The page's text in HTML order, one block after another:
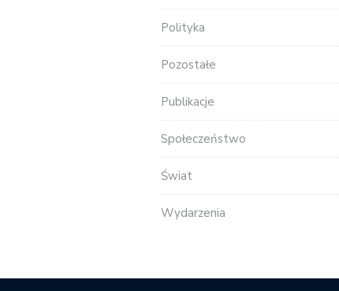
Polityka
Pozostałe
Publikacje
Społeczeństwo
Świat
Wydarzenia